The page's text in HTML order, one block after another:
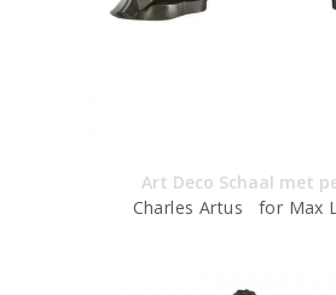
Art Deco Schaal met
Charles Artus for Max